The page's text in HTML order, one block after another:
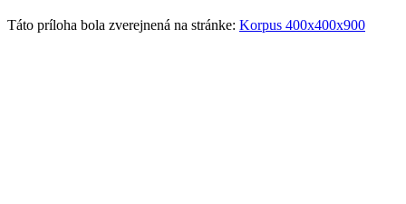
Táto príloha bola zverejnená na stránke: Korpus 400x400x900